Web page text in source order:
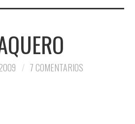
7 COMENTARIOS